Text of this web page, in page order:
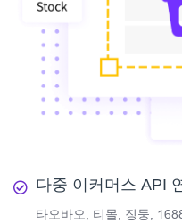
다중 이커머스 API
타오바오, 티몰, 징둥,